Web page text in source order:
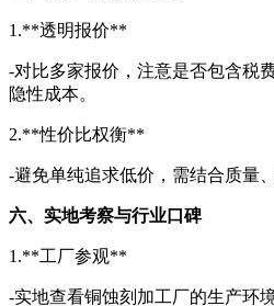
1.**透明报价**
-对比多家报价，注意是否包含税
隐性成本。
2.**性价比权衡**
-避免单纯追求低价，需结合质量
六、实地考察与行业口碑
1.**工厂参观**
-实地查看铜蚀刻加工厂的生产环